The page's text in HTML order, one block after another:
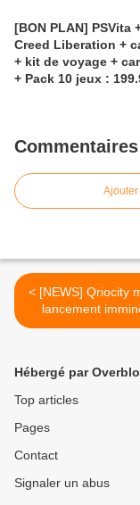
[BON PLAN] PSVita
Creed Liberation +
+ kit de voyage +
+ Pack 10 jeux :
Commentaires
< [NEWS] Qriocity musique
lancement
Hébergé par
Top articles
Pages
Contact
Signaler un abus